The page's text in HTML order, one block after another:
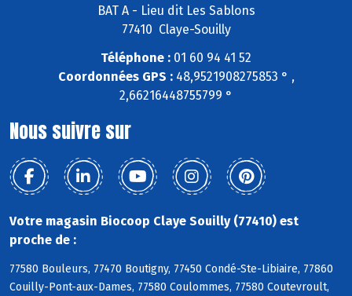
BAT A - Lieu dit Les Sablons
77410 Claye-Souilly
Téléphone : 01 60 94 41 52
Coordonnées GPS :48,9521908275853 ° ,
2,66216448755799 °
Nous suivre sur
Votre magasin Biocoop Claye Souilly (77410) est
proche de :
77580 Bouleurs, 77470 Boutigny, 77450 Condé-Ste-Libiaire, 77860
Couilly-Pont-aux-Dames, 77580 Coulommes, 77580 Coutevroult,